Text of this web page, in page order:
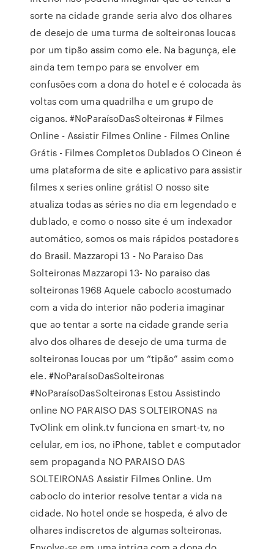
sorte na cidade grande seria alvo dos olhares
de desejo de uma turma de solteironas loucas
por um tipão assim como ele. Na bagunça, ele
ainda tem tempo para se envolver em
confusões com a dona do hotel e é colocada às
voltas com uma quadrilha e um grupo de
ciganos. #NoParaísoDasSolteironas # Filmes
Online - Assistir Filmes Online - Filmes Online
Grátis - Filmes Completos Dublados O Cineon é
uma plataforma de site e aplicativo para assistir
filmes x series online grátis! O nosso site
atualiza todas as séries no dia em legendado e
dublado, e como o nosso site é um indexador
automático, somos os mais rápidos postadores
do Brasil. Mazzaropi 13 - No Paraiso Das
Solteironas Mazzaropi 13- No paraiso das
solteironas 1968 Aquele caboclo acostumado
com a vida do interior não poderia imaginar
que ao tentar a sorte na cidade grande seria
alvo dos olhares de desejo de uma turma de
solteironas loucas por um “tipão” assim como
ele. #NoParaísoDasSolteironas
#NoParaísoDasSolteironas Estou Assistindo
online NO PARAISO DAS SOLTEIRONAS na
TvOlink em olink.tv funciona en smart-tv, no
celular, em ios, no iPhone, tablet e computador
sem propaganda NO PARAISO DAS
SOLTEIRONAS Assistir Filmes Online. Um
caboclo do interior resolve tentar a vida na
cidade. No hotel onde se hospeda, é alvo de
olhares indiscretos de algumas solteironas.